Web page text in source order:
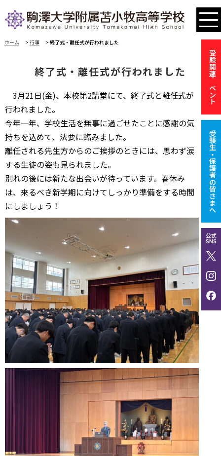
受験関連イベント
受験生・保護者の皆さまへ
公式
SNS
ホーム > 行事 > 終了式・離任式が行われました
終了式・離任式が行われました
3月21日(金)、本校第2講堂にて、終了式と離任式が
行われました。
今年一年、学校生活を無事に過ごせたことに感謝の気
持ちを込めて、法要に臨みました。
離任される先生方からのご挨拶のときには、思わず涙
する生徒の姿も見られました。
別れの後には新たな出会いが待っています。春休み
は、来るべき新学期に向けてしっかり準備をする時間
にしましょう！